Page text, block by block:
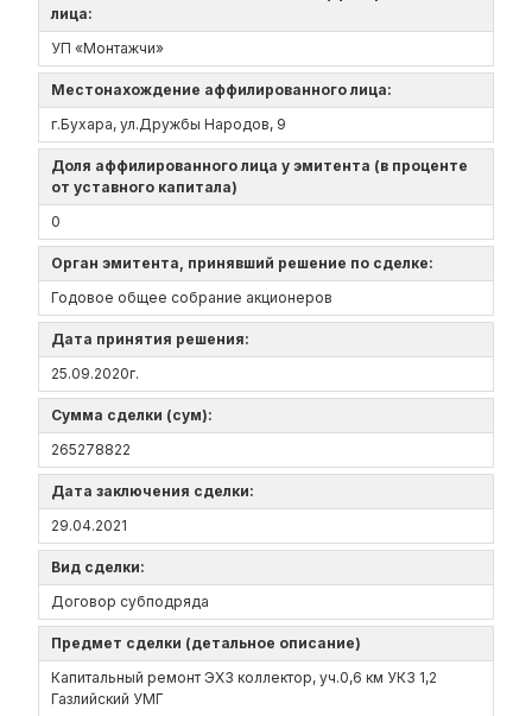
лица:
УП «Монтажчи»
Местонахождение аффилированного лица:
г.Бухара, ул.Дружбы Народов, 9
Доля аффилированного лица у эмитента (в проценте
от уставного капитала)
0
Орган эмитента, принявший решение по сделке:
Годовое общее собрание акционеров
Дата принятия решения:
25.09.2020г.
Сумма сделки (сум):
265278822
Дата заключения сделки:
29.04.2021
Вид сделки:
Договор субподряда
Предмет сделки (детальное описание)
Капитальный ремонт ЭХЗ коллектор, уч.0,6 км УКЗ 1,2
Газлийский УМГ